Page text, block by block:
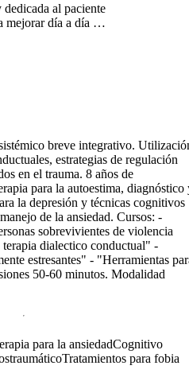
al paciente
mejorar día a día el
breve integrativo.
estrategias de regulación
en el trauma. 8 años de
para la autoestima, diagnóstico
la depresión y técnicas cognitivos
de la ansiedad. Cursos: -
sobrevivientes de violencia
dialectico conductual" -
estresantes" - "Herramientas
50-60 minutos. Modalidad
para la ansiedadCognitivo
Tratamientos para fobia